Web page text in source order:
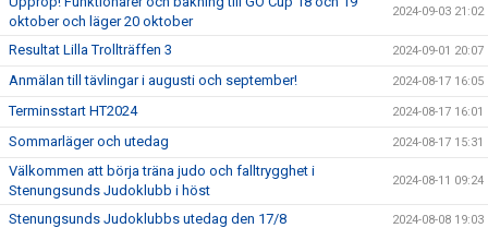
oktober och läger 20 oktober
2024-09-03 21:02
Resultat Lilla Trollträffen 3 2024-09-01 20:07
Anmälan till tävlingar i augusti och september! 2024-08-17 16:05
Terminsstart HT2024 2024-08-17 16:01
Sommarläger och utedag 2024-08-17 15:31
Välkommen att börja träna judo och falltrygghet i
Stenungsunds Judoklubb i höst
2024-08-11 09:24
Stenungsunds Judoklubbs utedag den 17/8 2024-08-08 19:03